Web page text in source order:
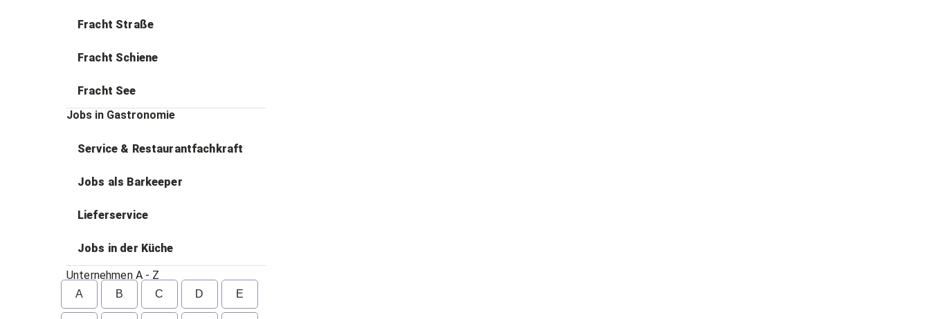
Fracht Straße
Fracht Schiene
Fracht See
Jobs in Gastronomie
Service & Restaurantfachkraft
Jobs als Barkeeper
Lieferservice
Jobs in der Küche
Unternehmen A - Z
A B C D E